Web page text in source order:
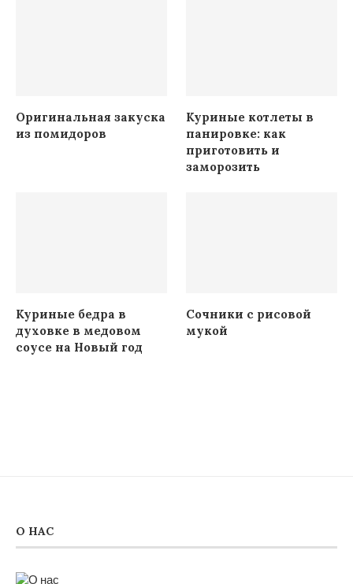
Оригинальная закуска
из помидоров
Куриные котлеты в
панировке: как
приготовить и
заморозить
Куриные бедра в
духовке в медовом
соусе на Новый год
Сочники с рисовой
мукой
О НАС